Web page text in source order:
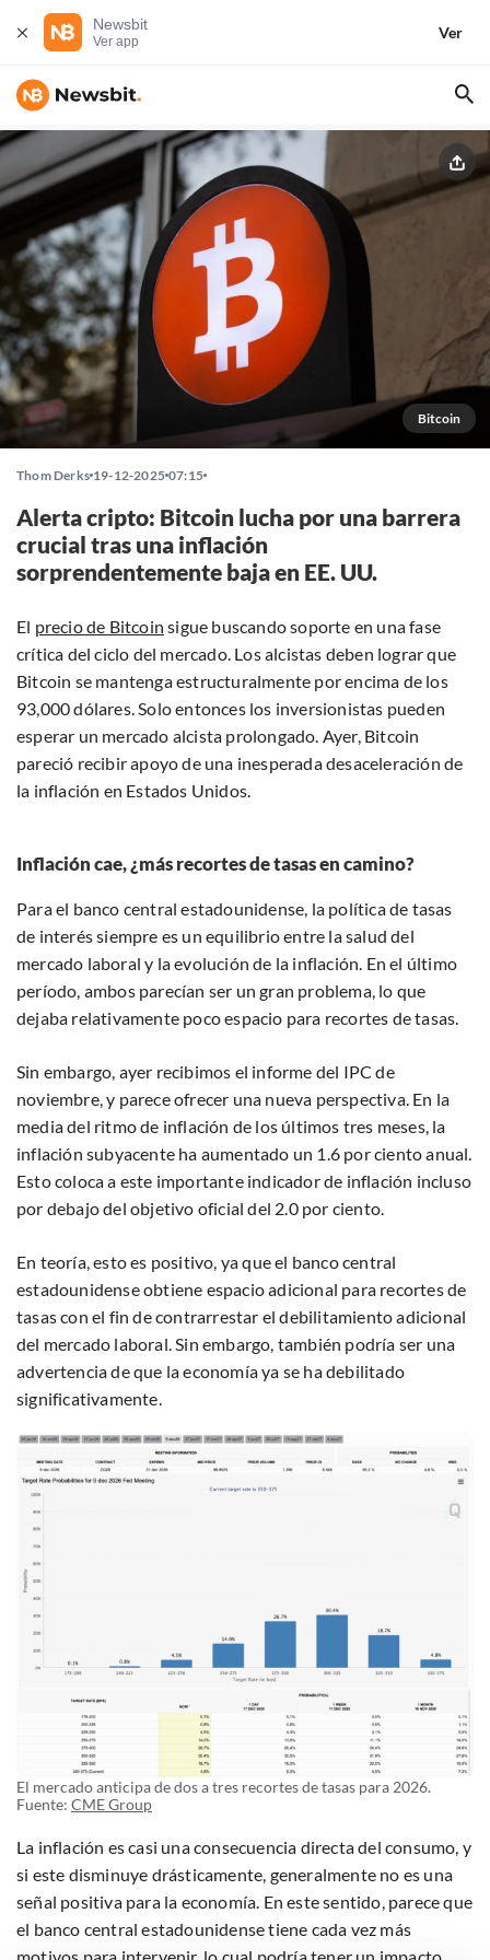
Newsbit
Ver app
Ver
Bitcoin
Thom Derks 19-12-2025 07:15
Alerta cripto: Bitcoin lucha por una barrera
crucial tras una inflación
sorprendentemente baja en EE. UU.
El precio de Bitcoin sigue buscando soporte en una fase
crítica del ciclo del mercado. Los alcistas deben lograr que
Bitcoin se mantenga estructuralmente por encima de los
93,000 dólares. Solo entonces los inversionistas pueden
esperar un mercado alcista prolongado. Ayer, Bitcoin
pareció recibir apoyo de una inesperada desaceleración de
la inflación en Estados Unidos.
Inflación cae, ¿más recortes de tasas en camino?
Para el banco central estadounidense, la política de tasas
de interés siempre es un equilibrio entre la salud del
mercado laboral y la evolución de la inflación. En el último
período, ambos parecían ser un gran problema, lo que
dejaba relativamente poco espacio para recortes de tasas.
Sin embargo, ayer recibimos el informe del IPC de
noviembre, y parece ofrecer una nueva perspectiva. En la
media del ritmo de inflación de los últimos tres meses, la
inflación subyacente ha aumentado un 1.6 por ciento anual.
Esto coloca a este importante indicador de inflación incluso
por debajo del objetivo oficial del 2.0 por ciento.
En teoría, esto es positivo, ya que el banco central
estadounidense obtiene espacio adicional para recortes de
tasas con el fin de contrarrestar el debilitamiento adicional
del mercado laboral. Sin embargo, también podría ser una
advertencia de que la economía ya se ha debilitado
significativamente.
El mercado anticipa de dos a tres recortes de tasas para 2026.
Fuente: CME Group
La inflación es casi una consecuencia directa del consumo, y
si este disminuye drásticamente, generalmente no es una
señal positiva para la economía. En este sentido, parece que
el banco central estadounidense tiene cada vez más